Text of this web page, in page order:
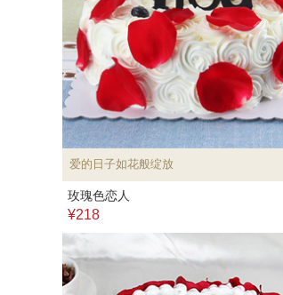
爱的日子如花般绽放
玫瑰色恋人
¥218